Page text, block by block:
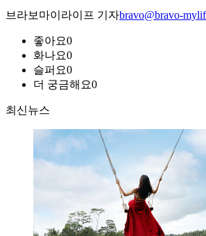
브라보마이라이프 기자bravo@bravo-
좋아요0
화나요0
슬퍼요0
더 궁금해요0
최신뉴스